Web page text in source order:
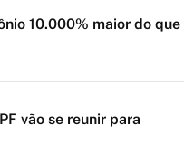
10.000% maior do que
vão se reunir para